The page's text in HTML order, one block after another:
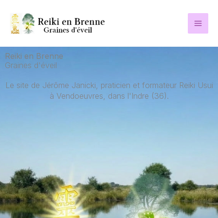
contenu
Reiki en Brenne
Graines d'éveil
Le site de Jérôme Janicki, praticien et formateur Reiki Usui
à Vendoeuvres, dans l'Indre (36).